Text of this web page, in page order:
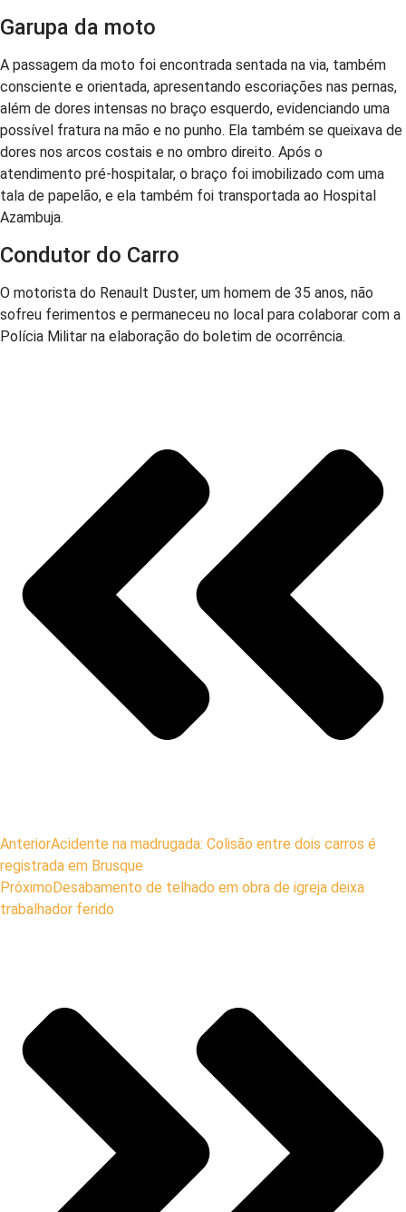
Garupa da moto
A passagem da moto foi encontrada sentada na via, também
consciente e orientada, apresentando escoriações nas pernas,
além de dores intensas no braço esquerdo, evidenciando uma
possível fratura na mão e no punho. Ela também se queixava de
dores nos arcos costais e no ombro direito. Após o
atendimento pré-hospitalar, o braço foi imobilizado com uma
tala de papelão, e ela também foi transportada ao Hospital
Azambuja.
Condutor do Carro
O motorista do Renault Duster, um homem de 35 anos, não
sofreu ferimentos e permaneceu no local para colaborar com a
Polícia Militar na elaboração do boletim de ocorrência.
AnteriorAcidente na madrugada: Colisão entre dois carros é
registrada em Brusque
PróximoDesabamento de telhado em obra de igreja deixa
trabalhador ferido